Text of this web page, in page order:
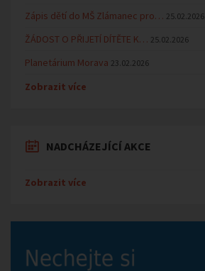
Zápis dětí do MŠ Zlámanec pro… 25.02.2026
ŽÁDOST O PŘIJETÍ DÍTĚTE K… 25.02.2026
Planetárium Morava 23.02.2026
Zobrazit více
NADCHÁZEJÍCÍ AKCE
Zobrazit více